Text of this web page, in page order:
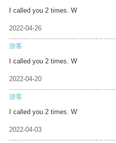
I called you 2 times. W
2022-04-26
游客
I called you 2 times. W
2022-04-20
游客
I called you 2 times. W
2022-04-03